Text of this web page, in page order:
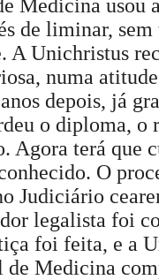
Medicina usou
de liminar,
A Unichristus
numa
depois, já
o diploma, o
Agora terá que
O
Judiciário
legalista foi
foi feita, e a
de Medicina